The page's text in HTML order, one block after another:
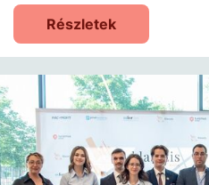
Részletek